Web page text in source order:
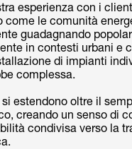
esperienza con i
come le comunità
guadagnando
in contesti urbani e
di impianti
complessa.
estendono oltre il
creando un senso di
condivisa verso la